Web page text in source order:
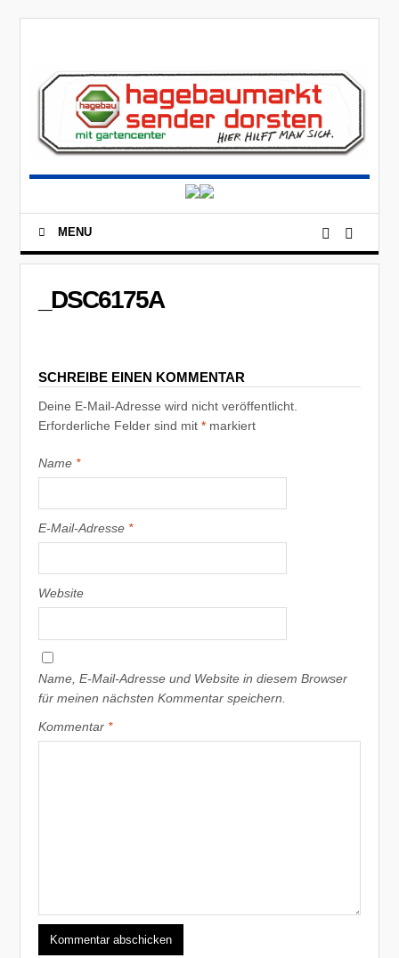
MENU
_DSC6175A
SCHREIBE EINEN KOMMENTAR
Deine E-Mail-Adresse wird nicht veröffentlicht.
Erforderliche Felder sind mit* markiert
Name *
E-Mail-Adresse *
Website
Name, E-Mail-Adresse und Website in diesem Browser
für meinen nächsten Kommentar speichern.
Kommentar *